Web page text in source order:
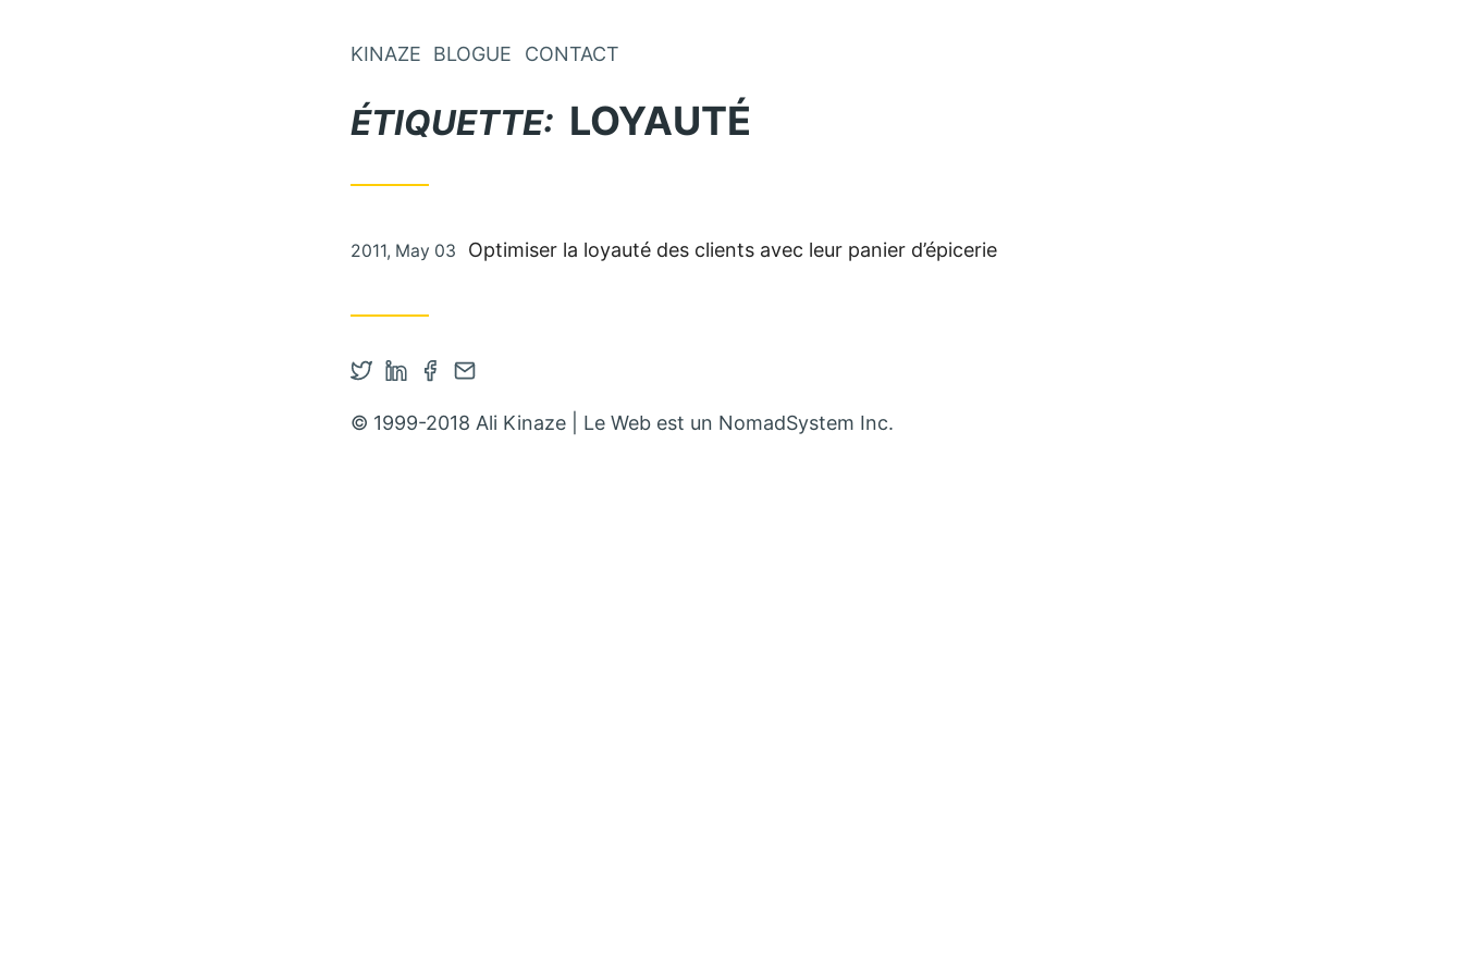
KINAZE
BLOGUE CONTACT
ÉTIQUETTE: LOYAUTÉ
Publié le
2011, May 03 Optimiser la loyauté des clients avec leur panier d’épicerie
Ouvrir le compte Twitter dans un nouvel onglet
Ouvrir le compte Linkedin dans un nouvel onglet
Ouvrir le compte Facebook dans un nouvel onglet
Contacter par mail
© 1999-2018 Ali Kinaze | Le Web est un NomadSystem Inc.